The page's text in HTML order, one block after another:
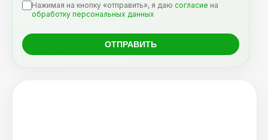
Нажимая на кнопку «отправить», я даю согласие на
обработку персональных данных